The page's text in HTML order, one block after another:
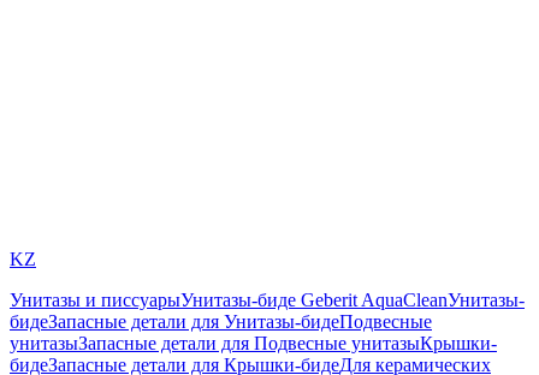
KZ
Унитазы и писсуарыУнитазы-биде Geberit AquaCleanУнитазы-
бидеЗапасные детали для Унитазы-бидеПодвесные
унитазыЗапасные детали для Подвесные унитазыКрышки-
бидеЗапасные детали для Крышки-бидеДля керамических